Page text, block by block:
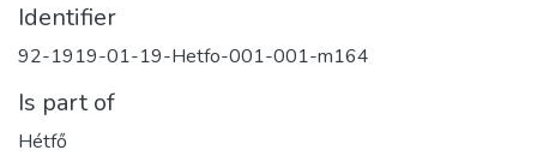
Identifier
92-1919-01-19-Hetfo-001-001-m164
Is part of
Hétfő